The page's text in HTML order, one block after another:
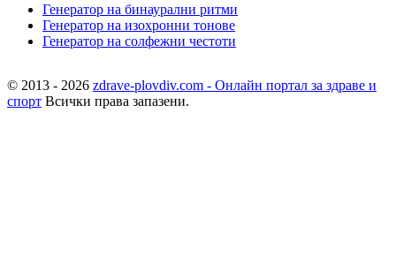
Генератор на бинаурални ритми
Генератор на изохронни тонове
Генератор на солфежни честоти
© 2013 - 2026 zdrave-plovdiv.com - Онлайн портал за здраве и
спорт Всички права запазени.